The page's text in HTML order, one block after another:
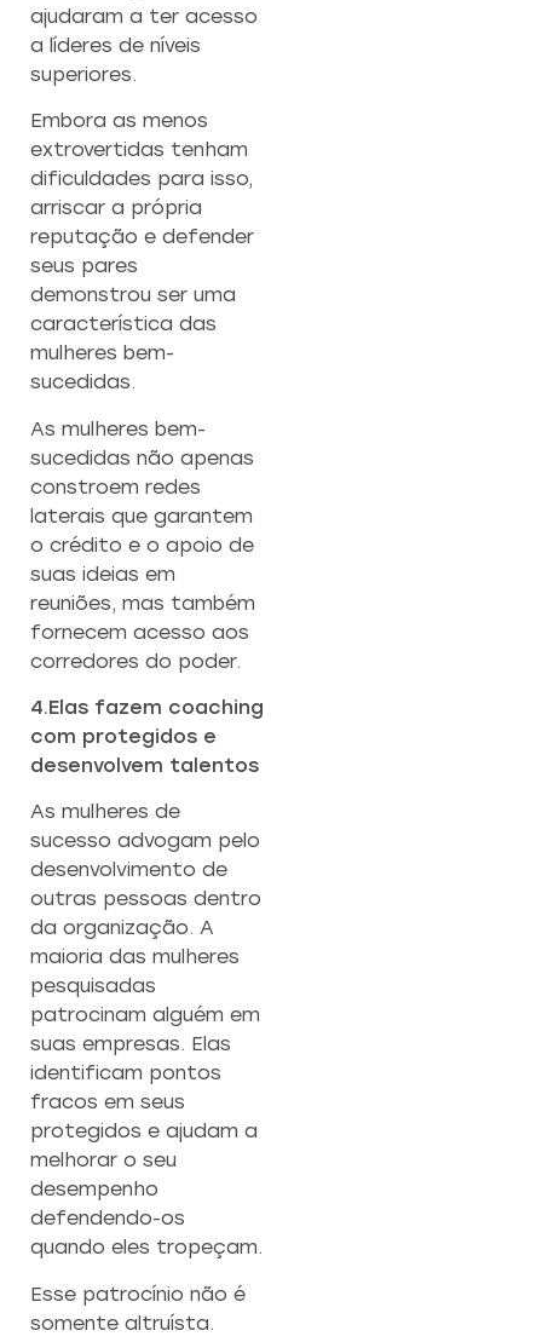
ajudaram a ter acesso
a líderes de níveis
superiores.
Embora as menos
extrovertidas tenham
dificuldades para isso,
arriscar a própria
reputação e defender
seus pares
demonstrou ser uma
característica das
mulheres bem-
sucedidas.
As mulheres bem-
sucedidas não apenas
constroem redes
laterais que garantem
o crédito e o apoio de
suas ideias em
reuniões, mas também
fornecem acesso aos
corredores do poder.
4.Elas fazem coaching
com protegidos e
desenvolvem talentos
As mulheres de
sucesso advogam pelo
desenvolvimento de
outras pessoas dentro
da organização. A
maioria das mulheres
pesquisadas
patrocinam alguém em
suas empresas. Elas
identificam pontos
fracos em seus
protegidos e ajudam a
melhorar o seu
desempenho
defendendo-os
quando eles tropeçam.
Esse patrocínio não é
somente altruísta.